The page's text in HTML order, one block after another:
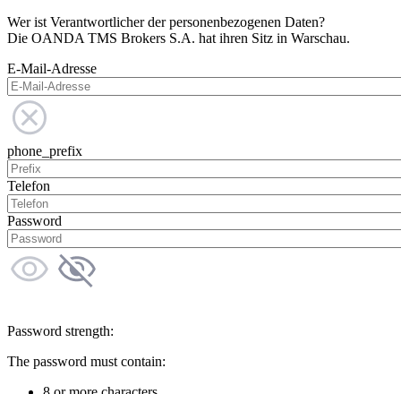
Wer ist Verantwortlicher der personenbezogenen Daten?
Die OANDA TMS Brokers S.A. hat ihren Sitz in Warschau.
E-Mail-Adresse
phone_prefix
Telefon
Password
Password strength:
The password must contain: